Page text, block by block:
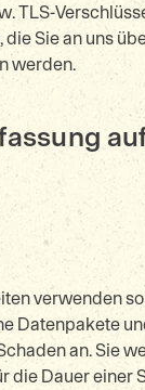
TLS-
die Sie an uns
werden.
verwenden so
Datenpakete
an. Sie
die Dauer einer